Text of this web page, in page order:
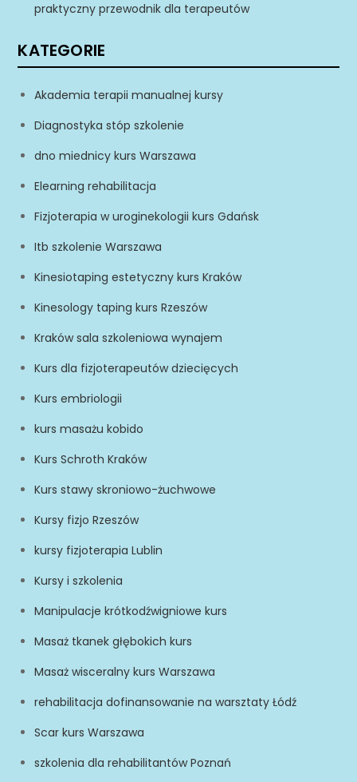
praktyczny przewodnik dla terapeutów
KATEGORIE
Akademia terapii manualnej kursy
Diagnostyka stóp szkolenie
dno miednicy kurs Warszawa
Elearning rehabilitacja
Fizjoterapia w uroginekologii kurs Gdańsk
Itb szkolenie Warszawa
Kinesiotaping estetyczny kurs Kraków
Kinesology taping kurs Rzeszów
Kraków sala szkoleniowa wynajem
Kurs dla fizjoterapeutów dziecięcych
Kurs embriologii
kurs masażu kobido
Kurs Schroth Kraków
Kurs stawy skroniowo-żuchwowe
Kursy fizjo Rzeszów
kursy fizjoterapia Lublin
Kursy i szkolenia
Manipulacje krótkodźwigniowe kurs
Masaż tkanek głębokich kurs
Masaż wisceralny kurs Warszawa
rehabilitacja dofinansowanie na warsztaty Łódź
Scar kurs Warszawa
szkolenia dla rehabilitantów Poznań